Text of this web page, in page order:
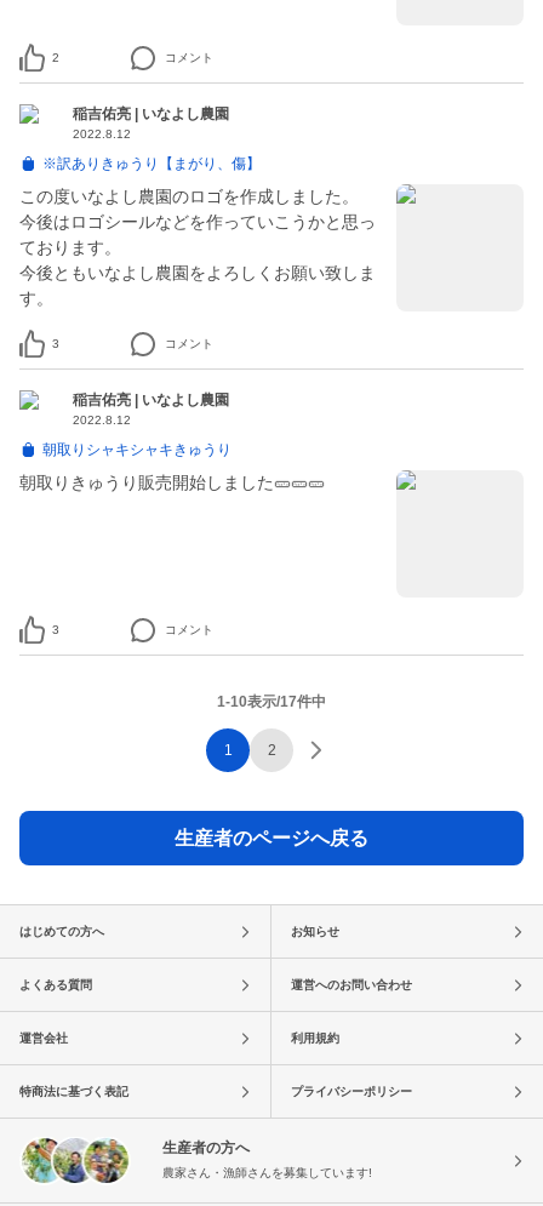
2 コメント
稲吉佑亮 | いなよし農園
2022.8.12
※訳ありきゅうり【まがり、傷】
この度いなよし農園のロゴを作成しました。
今後はロゴシールなどを作っていこうかと思っ
ております。
今後ともいなよし農園をよろしくお願い致しま
3 コメント
稲吉佑亮 | いなよし農園
2022.8.12
朝取りシャキシャキきゅうり
朝取りきゅうり販売開始しました🥒🥒🥒
3 コメント
1-10表示/17件中
1 2
生産者のページへ戻る
はじめての方へ お知らせ
よくある質問 運営へのお問い合わせ
運営会社 利用規約
特商法に基づく表記 プライバシーポリシー
生産者の方へ
農家さん・漁師さんを募集しています!